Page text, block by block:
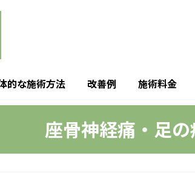
的な施術方法 改善例 施術料金
座骨神経痛・足の